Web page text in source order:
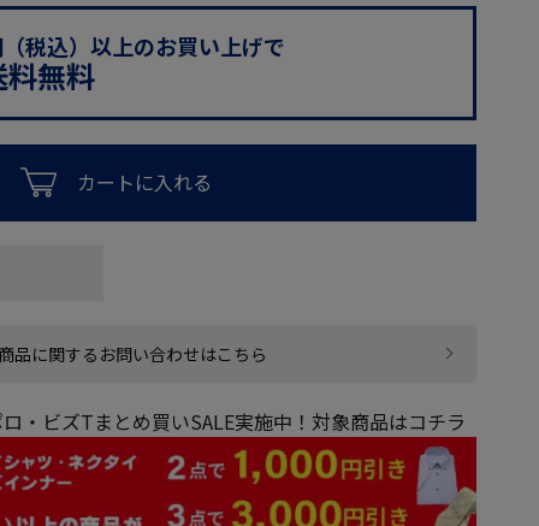
税込）以上のお買い上げで
無料
カートに入れる
品に関するお問い合わせはこちら
・ビズTまとめ買いSALE実施中！対象商品はコチラ